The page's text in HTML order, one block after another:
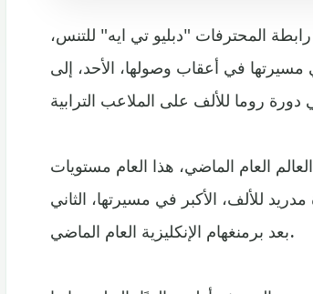
المحترفات "دبليو تي ايه" للتنس،
مسيرتها في أعقاب وصولها، الأحد، إلى
العام الماضي، هذا العام مستويات
للألف، الأكبر في مسيرتها، الثاني
بعد برمنغهام الإنكليزية العام الماضي.